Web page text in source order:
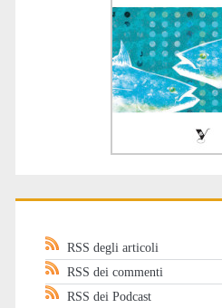
RSS degli articoli
RSS dei commenti
RSS dei Podcast